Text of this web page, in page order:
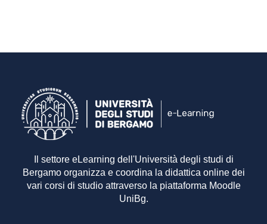
Il settore eLearning dell'Università degli studi di
Bergamo organizza e coordina la didattica online dei
vari corsi di studio attraverso la piattaforma Moodle
UniBg.